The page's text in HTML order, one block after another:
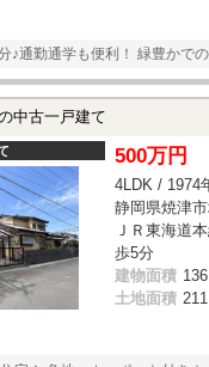
♪通勤通学も便利！ 緑豊かで
中古一戸建て
500万円
4LDK / 1974
静岡県焼津
ＪＲ東海道
歩5分
建物面積
土地面積